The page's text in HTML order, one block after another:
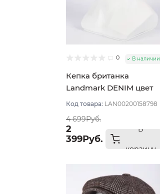
0 В наличии
Кепка британка
Landmark DENIM цвет
Коричневый размер 56
Код товара: LAN00200158798
4 699Руб.
2
399Руб.
В
корзину